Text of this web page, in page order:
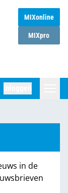
MIXonline
MIXpro
in de